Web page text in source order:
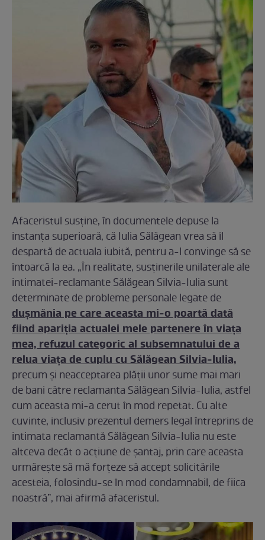
Afaceristul susține, în documentele depuse la
instanța superioară, că Iulia Sălăgean vrea să îl
despartă de actuala iubită, pentru a-l convinge să se
întoarcă la ea. „În realitate, susținerile unilaterale ale
intimatei-reclamante Sălăgean Silvia-Iulia sunt
determinate de probleme personale legate de
dușmănia pe care aceasta mi-o poartă dată
fiind apariția actualei mele partenere în viața
mea, refuzul categoric al subsemnatului de a
relua viața de cuplu cu Sălăgean Silvia-Iulia,
precum și neacceptarea plății unor sume mai mari
de bani către reclamanta Sălăgean Silvia-Iulia, astfel
cum aceasta mi-a cerut în mod repetat. Cu alte
cuvinte, inclusiv prezentul demers legal întreprins de
intimata reclamantă Sălăgean Silvia-Iulia nu este
altceva decât o acțiune de șantaj, prin care aceasta
urmărește să mă forțeze să accept solicitările
acesteia, folosindu-se în mod condamnabil, de fiica
noastră”, mai afirmă afaceristul.